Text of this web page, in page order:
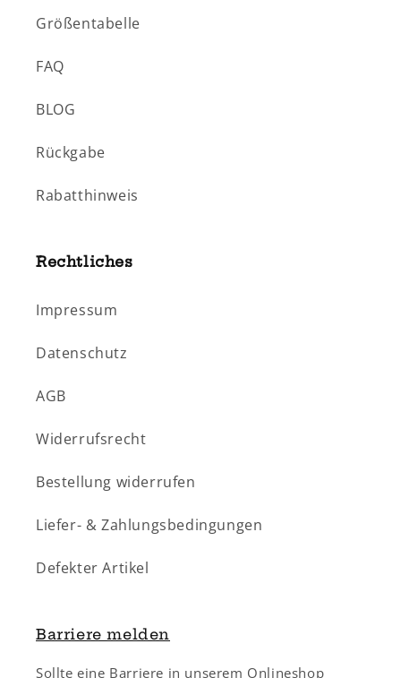
Größentabelle
FAQ
BLOG
Rückgabe
Rabatthinweis
Rechtliches
Impressum
Datenschutz
AGB
Widerrufsrecht
Bestellung widerrufen
Liefer- & Zahlungsbedingungen
Defekter Artikel
Barriere melden
Sollte eine Barriere in unserem Onlineshop